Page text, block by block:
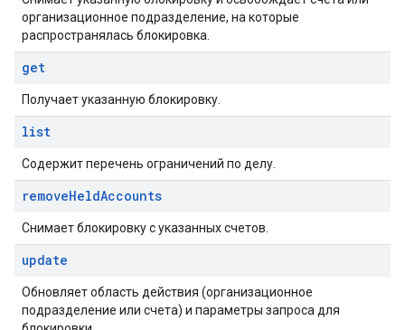
организационное подразделение, на которые
распространялась блокировка.
get
Получает указанную блокировку.
list
Содержит перечень ограничений по делу.
removeHeldAccounts
Снимает блокировку с указанных счетов.
update
Обновляет область действия (организационное
подразделение или счета) и параметры запроса для